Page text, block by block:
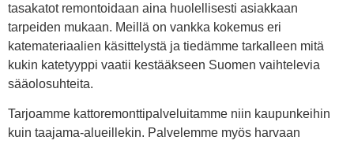
tasakatot remontoidaan aina huolellisesti asiakkaan
tarpeiden mukaan. Meillä on vankka kokemus eri
katemateriaalien käsittelystä ja tiedämme tarkalleen mitä
kukin katetyyppi vaatii kestääkseen Suomen vaihtelevia
sääolosuhteita.
Tarjoamme kattoremonttipalveluitamme niin kaupunkeihin
kuin taajama-alueillekin. Palvelemme myös harvaan